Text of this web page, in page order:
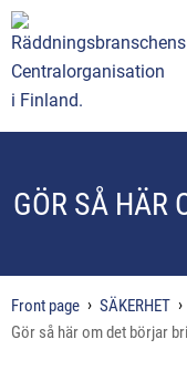
GÖR SÅ HÄR
Front page SÄKERHET
Gör så här om det börjar